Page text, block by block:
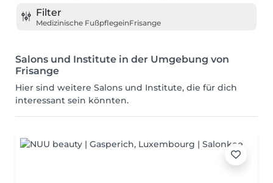
Filter
Medizinische FußpflegeinFrisange
Salons und Institute in der Umgebung von
Frisange
Hier sind weitere Salons und Institute, die für dich
interessant sein könnten.